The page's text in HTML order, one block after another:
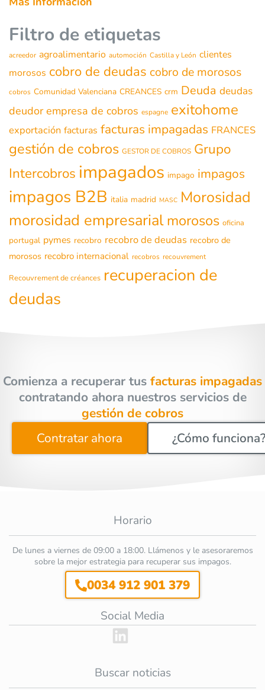
Filtro de etiquetas
acreedor agroalimentario automoción Castilla y León clientes
morosos cobro de deudas cobro de morosos
cobros Comunidad Valenciana CREANCES crm Deuda deudas
deudor empresa de cobros espagne exitohome
exportación facturas facturas impagadas FRANCES
gestión de cobros GESTOR DE COBROS Grupo
Intercobros impagados impago impagos
impagos B2B italia madrid MASC Morosidad
morosidad empresarialmorosos oficina
portugal pymes recobro recobro de deudas recobro de
morosos recobro internacional recobros recouvrement
Recouvrement de créances recuperacion de
deudas
Comienza a recuperar tus facturas impagadas
contratando ahora nuestros servicios de
gestión de cobros
Contratar ahora
¿Cómo funciona?
Horario
De lunes a viernes de 09:00 a 18:00. Llámenos y le asesoraremos
sobre la mejor estrategia para recuperar sus impagos.
0034 912 901 379
Social Media
Buscar noticias